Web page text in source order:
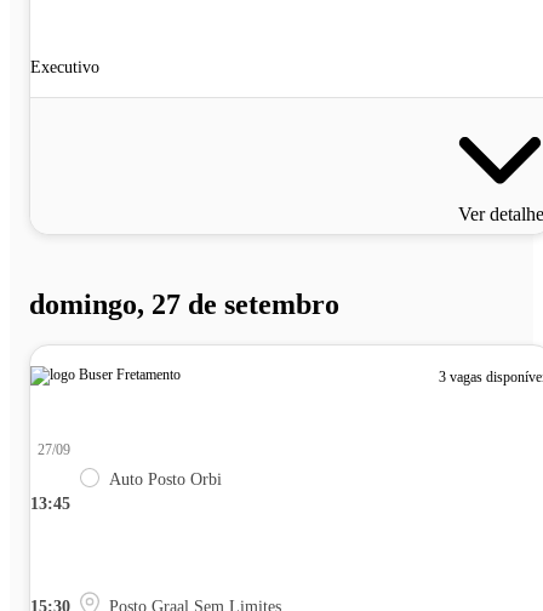
Executivo
Ver
domingo, 27 de setembro
3 vagas
13:45
27/09
Auto Posto Orbi
15:30 Posto Graal Sem Limites